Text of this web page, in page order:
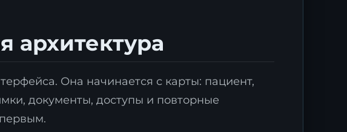
архитектура
Она начинается с карты: пациент,
документы, доступы и повторные
данных